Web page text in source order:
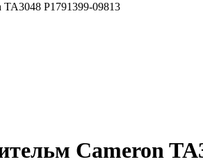
P1791399-09813
Cameron